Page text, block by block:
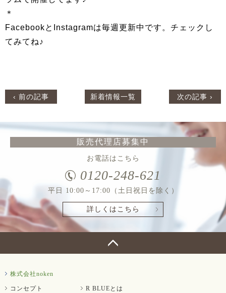
＊
FacebookとInstagramは毎週更新中です。チェックし
てみてね♪
‹ 前の記事 新着情報一覧 次の記事 ›
販売代理店募集中
お電話はこちら
0120-248-621
平日 10:00～17:00（土日祝日を除く）
詳しくはこちら
株式会社noken
コンセプト R BLUEとは